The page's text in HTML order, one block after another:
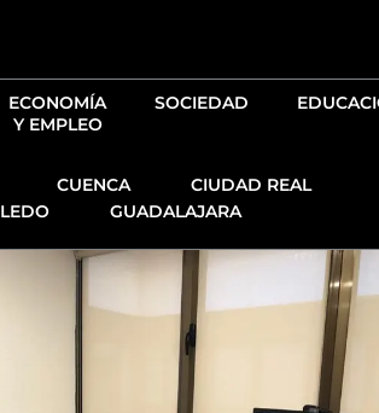
ECONOMÍA
Y EMPLEO
SOCIEDAD
CUENCA
CIUDAD REAL
GUADALAJARA